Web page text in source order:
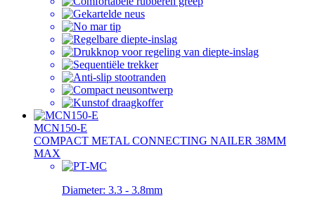
MCN150-E
COMPACT METAL CONNECTING NAILER 38MM
MAX
Diameter: 3.3 - 3.8mm